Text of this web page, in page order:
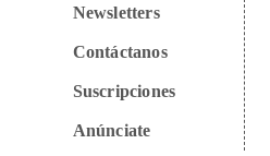
Newsletters
Contáctanos
Suscripciones
Anúnciate